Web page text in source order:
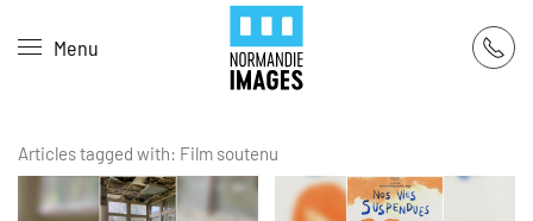
Skip to main content
Menu
Articles tagged with: Film soutenu
Panneau de gestion des cookies